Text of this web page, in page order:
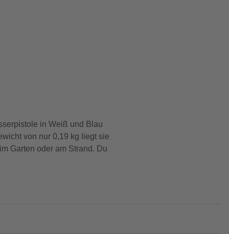
in Weiß und Blau
von nur 0,19 kg liegt sie
Garten oder am Strand. Du